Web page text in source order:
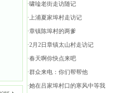
·啸唫老街走访随记
·上浦夏家埠村走访记
·章镇陈埠村的两爹
·2月2日章镇太山村走访记
·春天啊你快点来吧
·群众来电：你们帮帮他
·她在吕家埠村口的寒风中等我